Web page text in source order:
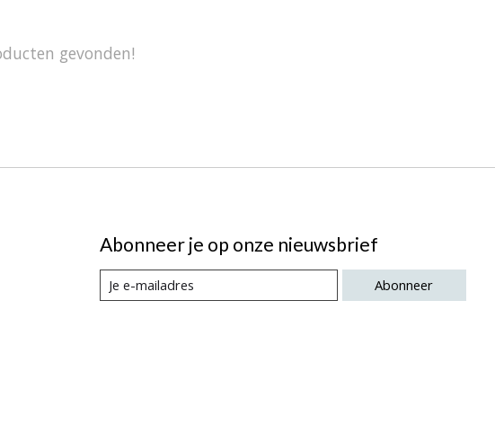
gevonden!
Abonneer je op onze nieuwsbrief
Abonneer